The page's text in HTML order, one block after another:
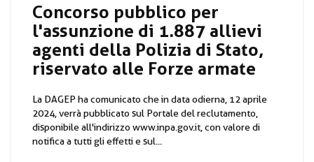
Concorso pubblico per
l'assunzione di 1.887 allievi
agenti della Polizia di Stato,
riservato alle Forze armate
La DAGEP ha comunicato che in data odierna, 12 aprile
2024, verrà pubblicato sul Portale del reclutamento,
disponibile all'indirizzo www.inpa.gov.it, con valore di
notifica a tutti gli effetti e sul...